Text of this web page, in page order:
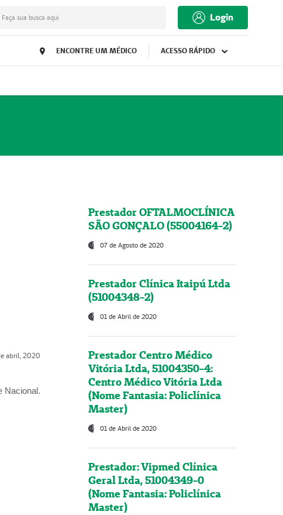
Faça sua busca aqui Login
ENCONTRE UM MÉDICO ACESSO RÁPIDO
abril, 2020
Nacional.
Prestador OFTALMOCLÍNICA
SÃO GONÇALO (55004164-2)
07 de Agosto de 2020
Prestador Clínica Itaipú Ltda
(51004348-2)
01 de Abril de 2020
Prestador Centro Médico
Vitória Ltda, 51004350-4:
Centro Médico Vitória Ltda
(Nome Fantasia: Policlínica
Master)
01 de Abril de 2020
Prestador: Vipmed Clínica
Geral Ltda, 51004349-0
(Nome Fantasia: Policlínica
Master)